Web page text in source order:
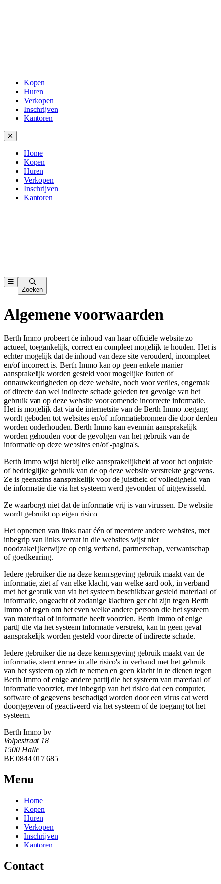
Kopen
Huren
Verkopen
Inschrijven
Kantoren
Home
Kopen
Huren
Verkopen
Inschrijven
Kantoren
Zoeken
Algemene voorwaarden
Berth Immo probeert de inhoud van haar officiële website zo
actueel, toegankelijk, correct en compleet mogelijk te houden. Het is
echter mogelijk dat de inhoud van deze site verouderd, incompleet
en/of incorrect is. Berth Immo kan op geen enkele manier
aansprakelijk worden gesteld voor mogelijke fouten of
onnauwkeurigheden op deze website, noch voor verlies, ongemak
of directe dan wel indirecte schade geleden ten gevolge van het
gebruik van op deze website voorkomende incorrecte informatie.
Het is mogelijk dat via de internetsite van de Berth Immo toegang
wordt geboden tot websites en/of informatiebronnen die door derden
worden onderhouden. Berth Immo kan evenmin aansprakelijk
worden gehouden voor de gevolgen van het gebruik van de
informatie op deze websites en/of -pagina's.
Berth Immo wijst hierbij elke aansprakelijkheid af voor het onjuiste
of bedrieglijke gebruik van de op deze website verstrekte gegevens.
Ze is geenszins aansprakelijk voor de juistheid of volledigheid van
de informatie die via het systeem werd gevonden of uitgewisseld.
Ze waarborgt niet dat de informatie vrij is van virussen. De website
wordt gebruikt op eigen risico.
Het opnemen van links naar één of meerdere andere websites, met
inbegrip van links vervat in die websites wijst niet
noodzakelijkerwijze op enig verband, partnerschap, verwantschap
of goedkeuring.
Iedere gebruiker die na deze kennisgeving gebruik maakt van de
informatie, ziet af van elke klacht, van welke aard ook, in verband
met het gebruik van via het systeem beschikbaar gesteld materiaal of
informatie, ongeacht of zodanige klachten gericht zijn tegen Berth
Immo of tegen om het even welke andere persoon die het systeem
van materiaal of informatie heeft voorzien. Berth Immo of enige
partij die via het systeem informatie verstrekt, kan in geen geval
aansprakelijk worden gesteld voor directe of indirecte schade.
Iedere gebruiker die na deze kennisgeving gebruik maakt van de
informatie, stemt ermee in alle risico's in verband met het gebruik
van het systeem op zich te nemen en geen klacht in te dienen tegen
Berth Immo of enige andere partij die het systeem van materiaal of
informatie voorziet, met inbegrip van het risico dat een computer,
software of gegevens beschadigd worden door een virus dat werd
doorgegeven of geactiveerd via het systeem of de toegang tot het
systeem.
Berth Immo bv
Volpestraat 18
1500 Halle
BE 0844 017 685
Menu
Home
Kopen
Huren
Verkopen
Inschrijven
Kantoren
Contact